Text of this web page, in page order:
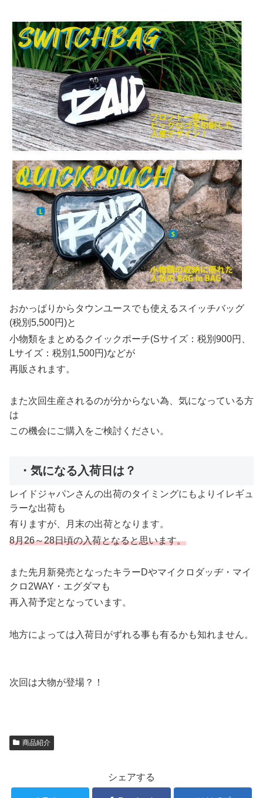
おかっぱりからタウンユースでも使えるスイッチバッグ
(税別5,500円)と
小物類をまとめるクイックポーチ(Sサイズ：税別900円、
Lサイズ：税別1,500円)などが
再販されます。
また次回生産されるのが分からない為、気になっている方
は
この機会にご購入をご検討ください。
・気になる入荷日は？
レイドジャパンさんの出荷のタイミングにもよりイレギュ
ラーな出荷も
有りますが、月末の出荷となります。
8月26～28日頃の入荷となると思います。
また先月新発売となったキラーDやマイクロダッヂ・マイ
クロ2WAY・エグダマも
再入荷予定となっています。
地方によっては入荷日がずれる事も有るかも知れません。
次回は大物が登場？！
商品紹介
シェアする